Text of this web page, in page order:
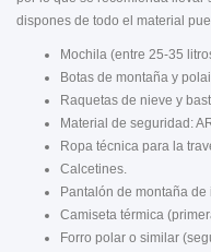
dispones de todo el material
Mochila (entre 25-35
Botas de montaña y
Raquetas de nieve y
Material de seguridad:
Ropa técnica para la
Calcetines.
Pantalón de montaña de
Camiseta térmica
Forro polar o similar